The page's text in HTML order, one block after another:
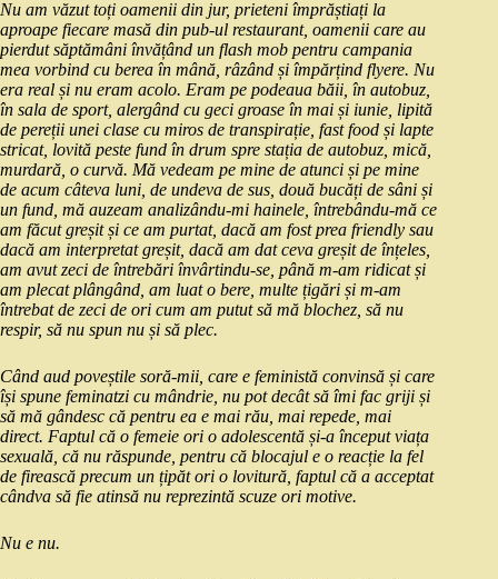
Nu am văzut toți oamenii din jur, prieteni împrăștiați la
aproape fiecare masă din pub-ul restaurant, oamenii care au
pierdut săptămâni învățând un flash mob pentru campania
mea vorbind cu berea în mână, râzând și împărțind flyere. Nu
era real și nu eram acolo. Eram pe podeaua băii, în autobuz,
în sala de sport, alergând cu geci groase în mai și iunie, lipită
de pereții unei clase cu miros de transpirație, fast food și lapte
stricat, lovită peste fund în drum spre stația de autobuz, mică,
murdară, o curvă. Mă vedeam pe mine de atunci și pe mine
de acum câteva luni, de undeva de sus, două bucăți de sâni și
un fund, mă auzeam analizându-mi hainele, întrebându-mă ce
am făcut greșit și ce am purtat, dacă am fost prea friendly sau
dacă am interpretat greșit, dacă am dat ceva greșit de înțeles,
am avut zeci de întrebări învârtindu-se, până m-am ridicat și
am plecat plângând, am luat o bere, multe țigări și m-am
întrebat de zeci de ori cum am putut să mă blochez, să nu
respir, să nu spun nu și să plec.
Când aud poveștile soră-mii, care e feministă convinsă și care
își spune feminatzi cu mândrie, nu pot decât să îmi fac griji și
să mă gândesc că pentru ea e mai rău, mai repede, mai
direct. Faptul că o femeie ori o adolescentă și-a început viața
sexuală, că nu răspunde, pentru că blocajul e o reacție la fel
de firească precum un țipăt ori o lovitură, faptul că a acceptat
cândva să fie atinsă nu reprezintă scuze ori motive.
Nu e nu.